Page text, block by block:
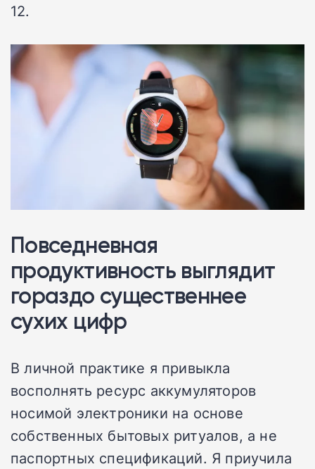
12.
Повседневная
продуктивность выглядит
гораздо существеннее
сухих цифр
В личной практике я привыкла
восполнять ресурс аккумуляторов
носимой электроники на основе
собственных бытовых ритуалов, а не
паспортных спецификаций. Я приучила